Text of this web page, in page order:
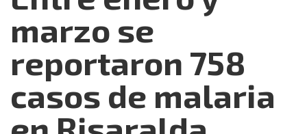
marzo se
reportaron 758
casos de malaria